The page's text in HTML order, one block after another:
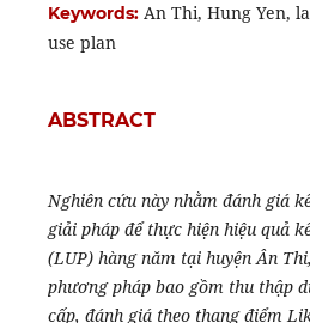
Keywords: An Thi, Hung Yen,
use plan
ABSTRACT
Nghiên cứu này nhằm đánh giá
giải pháp để thực hiện hiệu quả
(LUP) hàng năm tại huyện Ân
phương pháp bao gồm thu thập
cấp, đánh giá theo thang điểm